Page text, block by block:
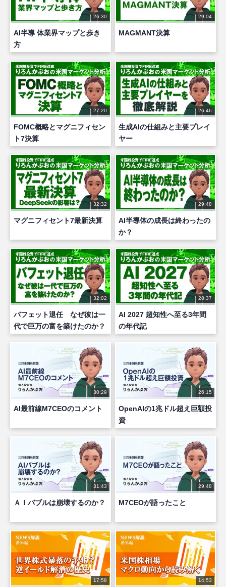
26:30
AI半導 体業界マップと歩き
方
29:04
MAGMANT決算
27:20
FOMC概略とマグニフィセン
ト7決算
26:46
生成AIの仕組みと主要プレイ
ヤー
32:32
マグニフィセント7最新決算
29:48
AI半導体の成長は終わったの
か？
32:02
バフェット退任 なぜ彼は一
代で巨万の富を築けたのか？
28:37
AI 2027 超知性へ至る3年間
の年代記
30:29
AI最前線M7CEOのコメント
26:15
OpenAIの1兆ドル超え巨額投
資
31:43
ＡＩバブルは崩壊するのか？
29:48
M7CEOが語ったこと
17:58 14:53